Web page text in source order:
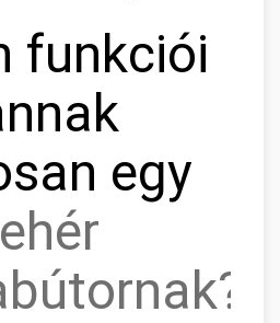
funkciói
egy